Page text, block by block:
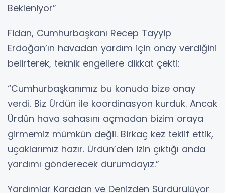
Bekleniyor”
Fidan, Cumhurbaşkanı Recep Tayyip
Erdoğan’ın havadan yardım için onay verdiğini
belirterek, teknik engellere dikkat çekti:
“Cumhurbaşkanımız bu konuda bize onay
verdi. Biz Ürdün ile koordinasyon kurduk. Ancak
Ürdün hava sahasını açmadan bizim oraya
girmemiz mümkün değil. Birkaç kez teklif ettik,
uçaklarımız hazır. Ürdün’den izin çıktığı anda
yardımı gönderecek durumdayız.”
Yardımlar Karadan ve Denizden Sürdürülüyor